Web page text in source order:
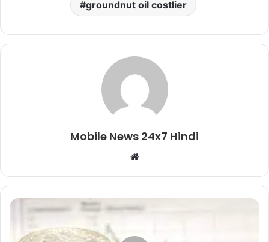
groundnut oil costlier
Mobile News 24x7 Hindi
Website